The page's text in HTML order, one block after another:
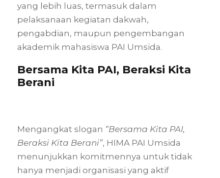
yang lebih luas, termasuk dalam
pelaksanaan kegiatan dakwah,
pengabdian, maupun pengembangan
akademik mahasiswa PAI Umsida.
Bersama Kita PAI, Beraksi Kita
Berani
Mengangkat slogan “Bersama Kita PAI,
Beraksi Kita Berani”, HIMA PAI Umsida
menunjukkan komitmennya untuk tidak
hanya menjadi organisasi yang aktif